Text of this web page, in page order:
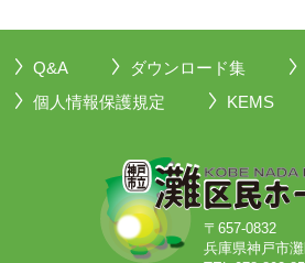
Q&A ダウンロード集
個人情報保護規定
KEMS
〒657-0832
兵庫県神戸市